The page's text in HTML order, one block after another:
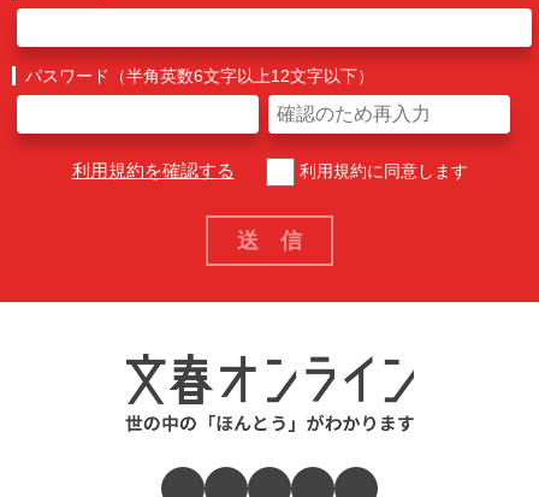
パスワード（半角英数6文字以上12文字以下）
利用規約を確認する 利用規約に同意します